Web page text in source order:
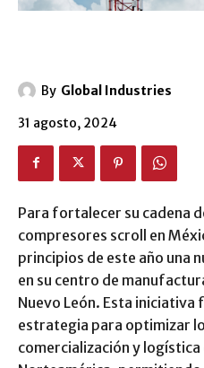
By Global Industries
31 agosto, 2024
Para fortalecer su cadena
compresores scroll en
principios de este año una
en su centro de
Nuevo León. Esta iniciativa
estrategia para optimizar
comercialización y logística